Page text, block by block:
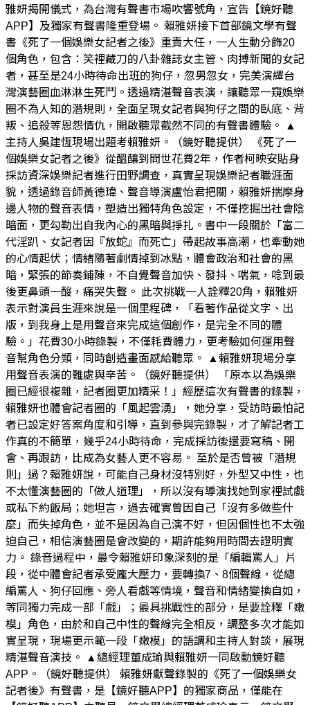
雅妍揭開儀式，為台灣有聲書市場吹響號角，宣告【鏡好聽
APP】及獨家有聲書隆重登場。 賴雅妍接下首部鏡文學有聲
書《死了一個娛樂女記者之後》重責大任，一人生動分飾20
個角色，包含：笑裡藏刀的八卦雜誌女主管、肉搏新聞的女記
者，甚至是24小時待命出班的狗仔，忽男忽女，完美演繹台
灣演藝圈血淋淋生死鬥。透過精湛聲音表演，讓聽眾一窺娛樂
圈不為人知的潛規則，全面呈現女記者與狗仔之間的臥底、背
叛、追殺等恩怨情仇，開啟聽眾截然不同的有聲書體驗。 ▲
主持人吳建恆現場出題考賴雅妍。（鏡好聽提供） 《死了一
個娛樂女記者之後》從醞釀到問世花費2年，作者柯映安貼身
採訪資深娛樂記者進行田野調查，真實呈現娛樂記者職涯面
貌，透過錄音師黃德瑋、聲音導演盧怡君把關，賴雅妍揣摩身
邊人物的聲音表情，塑造出獨特角色設定，不僅挖掘出社會陰
暗面，更勾勒出自我內心的黑暗與掙扎。書中一段關於「富二
代淫趴、女記者因『放蛇』而死亡」帶起故事高潮，也牽動她
的心情起伏；情緒隨著劇情掉到冰點，體會政治和社會的黑
暗，緊張的節奏鋪陳，不自覺聲音加快、發抖、喘氣，唸到最
後更鼻頭一酸，痛哭失聲。 此次挑戰一人詮釋20角，賴雅妍
表示對演員生涯來說是一個里程碑，「看著作品從文字、出
版，到我身上是用聲音來完成這個創作，是完全不同的體
驗。」花費30小時錄製，不僅耗費體力，更考驗如何運用聲
音幫角色分類，同時創造畫面感給聽眾。 ▲賴雅妍現場分享
用聲音表演的難處與辛苦。（鏡好聽提供） 「原本以為娛樂
圈已經很複雜，記者圈更加精采！」經歷這次有聲書的錄製，
賴雅妍也體會記者圈的「風起雲湧」，她分享，受訪時最怕記
者已設定好答案角度和引導，直到參與完錄製，才了解記者工
作真的不簡單，幾乎24小時待命，完成採訪後還要寫稿、開
會、再跟訪，比成為女藝人更不容易。 至於是否曾被「潛規
則」過？賴雅妍說，可能自己身材沒特別好，外型又中性，也
不太懂演藝圈的「做人道理」，所以沒有導演找她到家裡試戲
或私下約飯局；她坦言，過去確實曾因自己「沒有多做些什
麼」而失掉角色，並不是因為自己演不好，但因個性也不太強
迫自己，相信演藝圈是會改變的，期許能夠用時間去證明實
力。 錄音過程中，最令賴雅妍印象深刻的是「編輯罵人」片
段，從中體會記者承受龐大壓力，要轉換7、8個聲線，從總
編罵人、狗仔回應、旁人看戲等情境，聲音和情緒變換自如，
等同獨力完成一部「戲」；最具挑戰性的部分，是要詮釋「嫩
模」角色，由於和自己中性的聲線完全相反，調整多次才能如
實呈現，現場更示範一段「嫩模」的語調和主持人對談，展現
精湛聲音演技。 ▲總經理董成瑜與賴雅妍一同啟動鏡好聽
APP。（鏡好聽提供） 賴雅妍獻聲錄製的《死了一個娛樂女
記者後》有聲書，是【鏡好聽APP】的獨家商品，僅能在